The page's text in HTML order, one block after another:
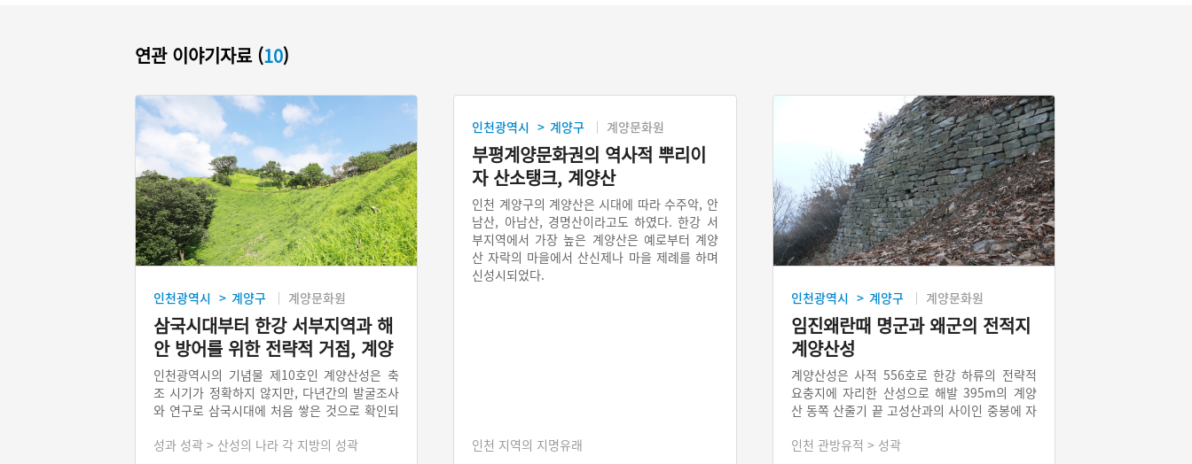
연관 이야기자료 (10)
인천광역시 > 계양구 계양문화원
삼국시대부터 한강 서부지역과 해
안 방어를 위한 전략적 거점, 계양
산성
인천광역시의 기념물 제10호인 계양산성은 축
조 시기가 정확하지 않지만, 다년간의 발굴조사
와 연구로 삼국시대에 처음 쌓은 것으로 확인되
조되어 경기만 방어체계의 중심 역할을 하였다.
성과 성곽 > 산성의 나라 각 지방의 성곽
인천광역시 > 계양구 계양문화원
부평계양문화권의 역사적 뿌리이
자 산소탱크, 계양산
인천 계양구의 계양산은 시대에 따라 수주악, 안
남산, 아남산, 경명산이라고도 하였다. 한강 서
부지역에서 가장 높은 계양산은 예로부터 계양
산 자락의 마을에서 산신제나 마을 제례를 하며
신성시되었다.
인천 지역의 지명유래
인천광역시 > 계양구 계양문화원
임진왜란때 명군과 왜군의 전적지
계양산성
계양산성은 사적 556호로 한강 하류의 전략적
요충지에 자리한 산성으로 해발 395m의 계양
산 동쪽 산줄기 끝 고성산과의 사이인 중봉에 자
수는 없으나 『동국여지지』나 『증보문헌비
인천 관방유적 > 성곽